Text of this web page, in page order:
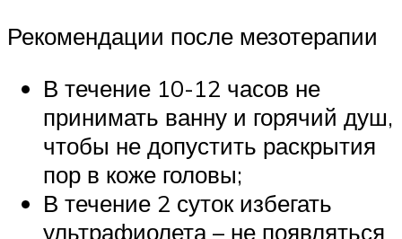
Рекомендации после мезотерапии
В течение 10-12 часов не
принимать ванну и горячий душ,
чтобы не допустить раскрытия
пор в коже головы;
В течение 2 суток избегать
ультрафиолета – не появляться